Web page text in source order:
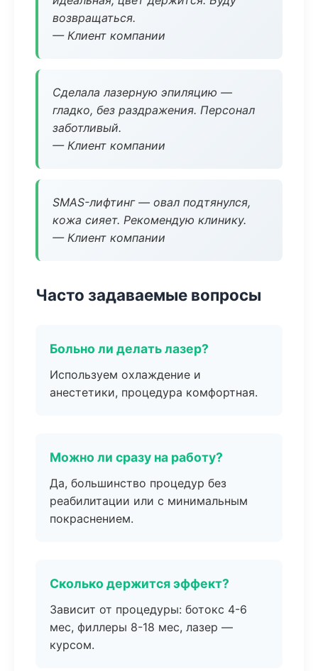
возвращаться.
— Клиент компании
Сделала лазерную эпиляцию —
гладко, без раздражения. Персонал
заботливый.
— Клиент компании
SMAS-лифтинг — овал подтянулся,
кожа сияет. Рекомендую клинику.
— Клиент компании
Часто задаваемые вопросы
Больно ли делать лазер?
Используем охлаждение и
анестетики, процедура комфортная.
Можно ли сразу на работу?
Да, большинство процедур без
реабилитации или с минимальным
покраснением.
Сколько держится эффект?
Зависит от процедуры: ботокс 4-6
мес, филлеры 8-18 мес, лазер —
курсом.